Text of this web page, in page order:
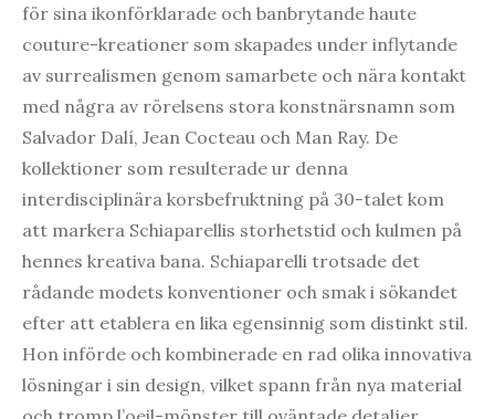
för sina ikonförklarade och banbrytande haute
couture-kreationer som skapades under inflytande
av surrealismen genom samarbete och nära kontakt
med några av rörelsens stora konstnärsnamn som
Salvador Dalí, Jean Cocteau och Man Ray. De
kollektioner som resulterade ur denna
interdisciplinära korsbefruktning på 30-talet kom
att markera Schiaparellis storhetstid och kulmen på
hennes kreativa bana. Schiaparelli trotsade det
rådande modets konventioner och smak i sökandet
efter att etablera en lika egensinnig som distinkt stil.
Hon införde och kombinerade en rad olika innovativa
lösningar i sin design, vilket spann från nya material